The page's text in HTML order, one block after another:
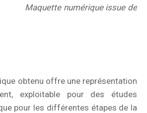
numérique issue de
obtenu offre une représentation
exploitable pour des études
pour les différentes étapes de la